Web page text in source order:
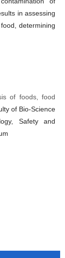
in assessing
determining
of foods, food
of Bio-Science
Safety and